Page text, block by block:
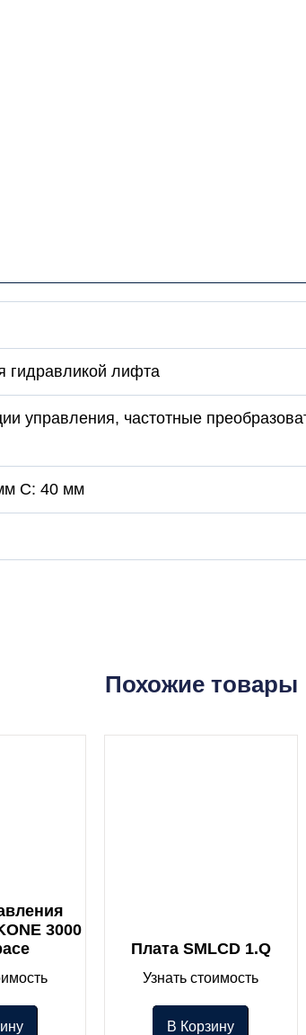
гидравликой лифта
управления, частотные
C: 40 мм
Похожие товары
3000
Плата SMLCD 1.Q
Узнать стоимость
В Корзину